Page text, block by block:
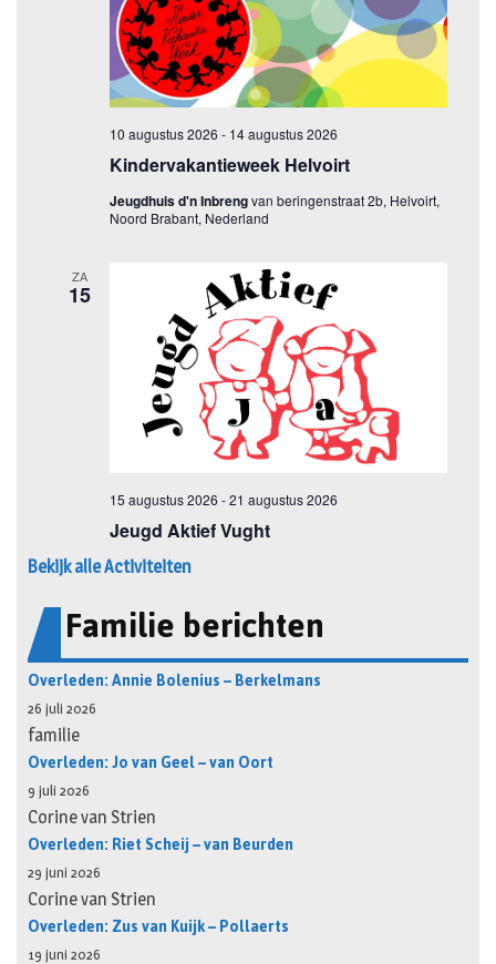
Bekijk alle Activiteiten
Familie berichten
Overleden: Annie Bolenius – Berkelmans
26 juli 2026
familie
Overleden: Jo van Geel – van Oort
9 juli 2026
Corine van Strien
Overleden: Riet Scheij – van Beurden
29 juni 2026
Corine van Strien
Overleden: Zus van Kuijk – Pollaerts
19 juni 2026